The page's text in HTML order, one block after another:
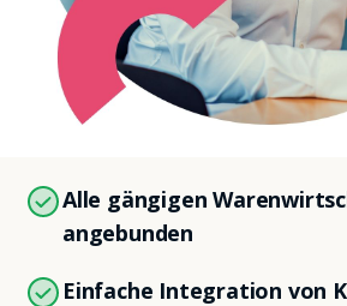
Alle gängigen
angebunden
Einfache Integration von